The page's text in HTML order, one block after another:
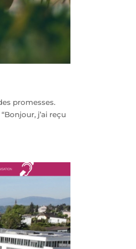
promesses.
j’ai reçu